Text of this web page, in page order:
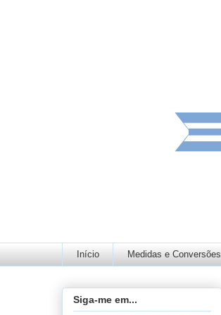
Início Medidas e Conversões
Siga-me em...